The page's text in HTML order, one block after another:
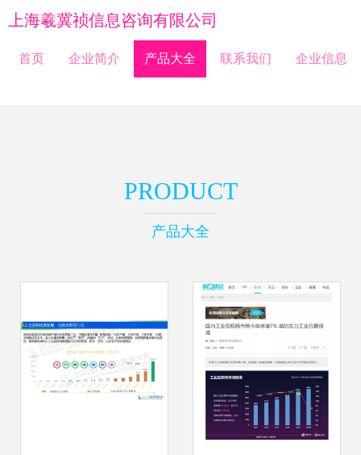
上海羲冀祯信息咨询有限公司
首页 企业简介 产品大全 联系我们 企业信息
PRODUCT
产品大全